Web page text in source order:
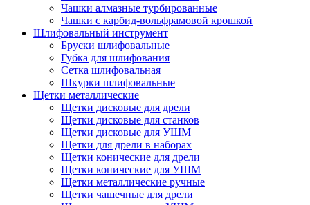
Чашки алмазные турбированные
Чашки с карбид-вольфрамовой крошкой
Шлифовальный инструмент
Бруски шлифовальные
Губка для шлифования
Сетка шлифовальная
Шкурки шлифовальные
Щетки металлические
Щетки дисковые для дрели
Щетки дисковые для станков
Щетки дисковые для УШМ
Щетки для дрели в наборах
Щетки конические для дрели
Щетки конические для УШМ
Щетки металлические ручные
Щетки чашечные для дрели